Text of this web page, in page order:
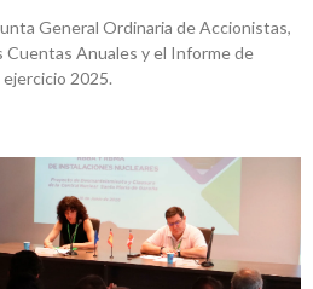
General Ordinaria de Accionistas,
Cuentas Anuales y el Informe de
2025.